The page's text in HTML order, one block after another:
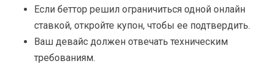
Если беттор решил ограничиться одной онлайн
ставкой, откройте купон, чтобы ее подтвердить.
Ваш девайс должен отвечать техническим
требованиям.